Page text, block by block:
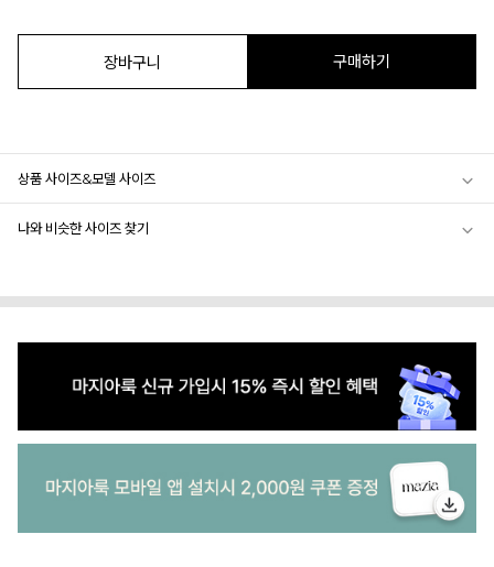
장바구니 구매하기
상품 사이즈&모델 사이즈
나와 비슷한 사이즈 찾기